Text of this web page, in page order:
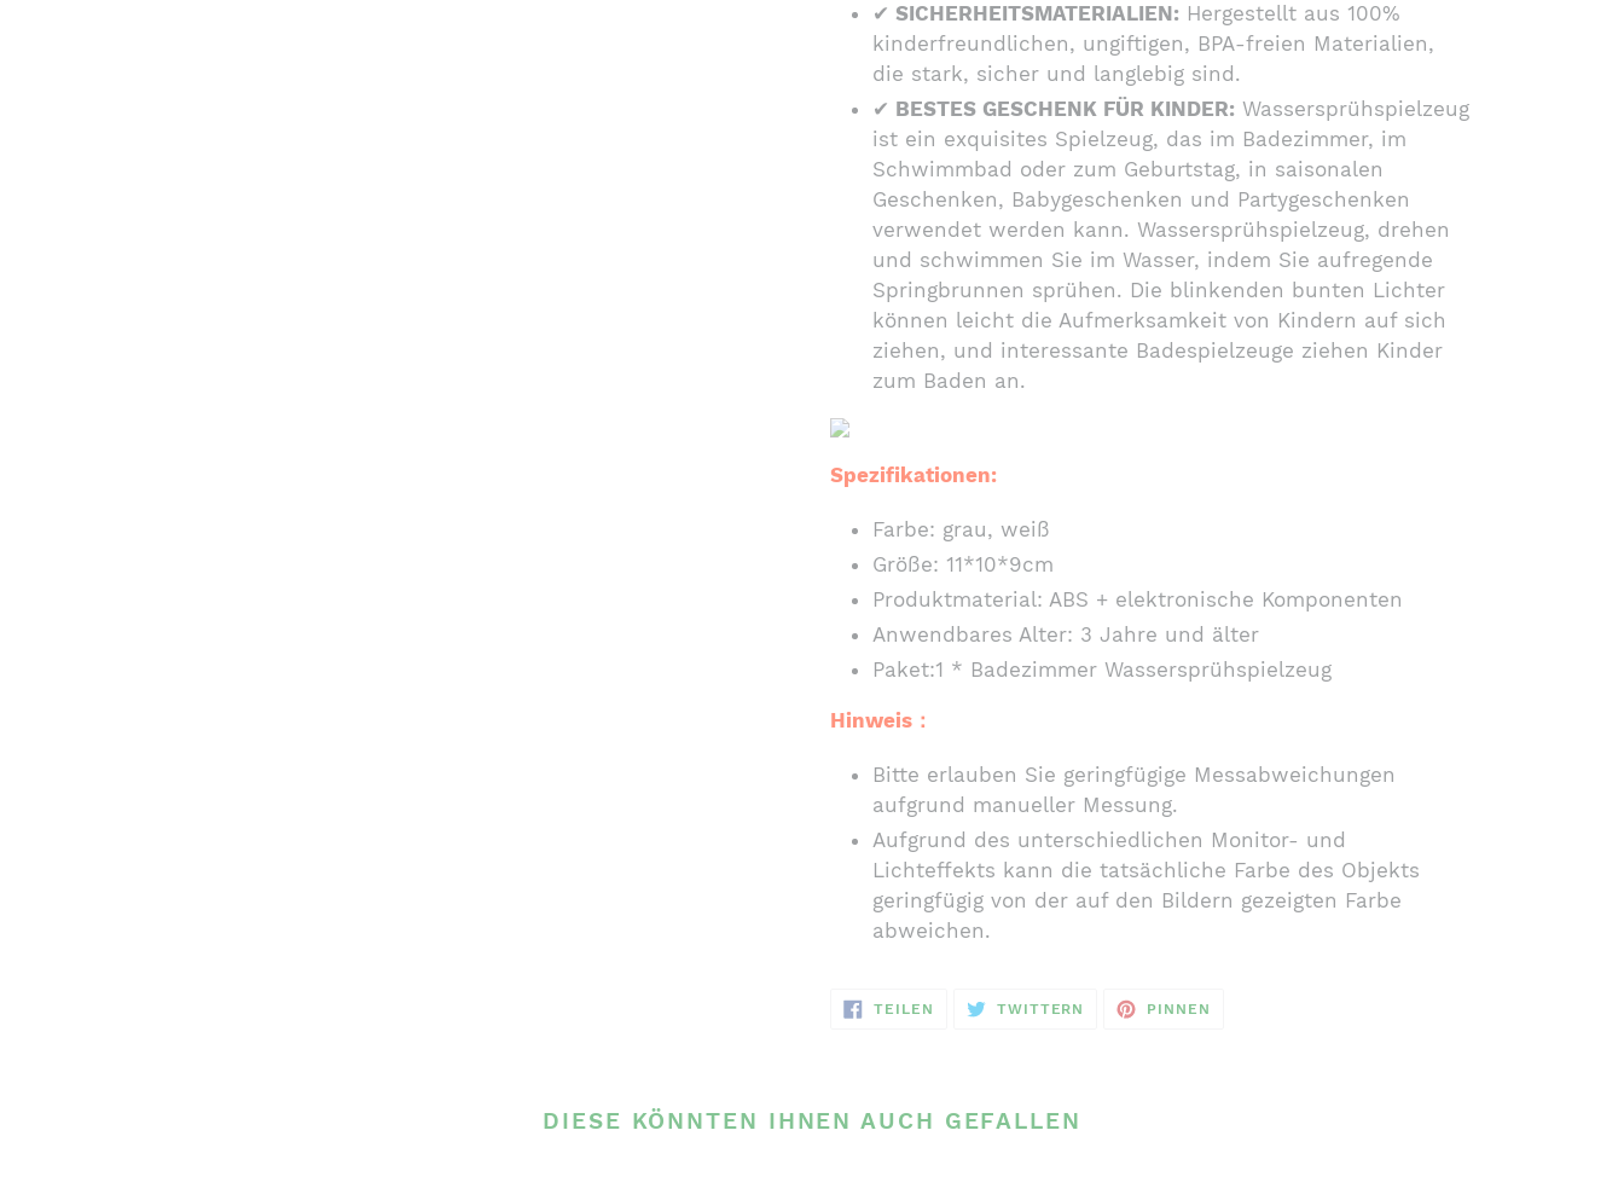
✔ SICHERHEITSMATERIALIEN: Hergestellt aus 100%
kinderfreundlichen, ungiftigen, BPA-freien Materialien,
die stark, sicher und langlebig sind.
✔ BESTES GESCHENK FÜR KINDER: Wassersprühspielzeug
ist ein exquisites Spielzeug, das im Badezimmer, im
Schwimmbad oder zum Geburtstag, in saisonalen
Geschenken, Babygeschenken und Partygeschenken
verwendet werden kann. Wassersprühspielzeug, drehen
und schwimmen Sie im Wasser, indem Sie aufregende
Springbrunnen sprühen. Die blinkenden bunten Lichter
können leicht die Aufmerksamkeit von Kindern auf sich
ziehen, und interessante Badespielzeuge ziehen Kinder
zum Baden an.
Spezifikationen:
Farbe: grau, weiß
Größe: 11*10*9cm
Produktmaterial: ABS + elektronische Komponenten
Anwendbares Alter: 3 Jahre und älter
Paket:1 * Badezimmer Wassersprühspielzeug
Hinweis：
Bitte erlauben Sie geringfügige Messabweichungen
aufgrund manueller Messung.
Aufgrund des unterschiedlichen Monitor- und
Lichteffekts kann die tatsächliche Farbe des Objekts
geringfügig von der auf den Bildern gezeigten Farbe
abweichen.
TEILEN
FACEBOOK
TWITTERN
TWITTER
PINNEN
DIESE KÖNNTEN IHNEN AUCH GEFALLEN